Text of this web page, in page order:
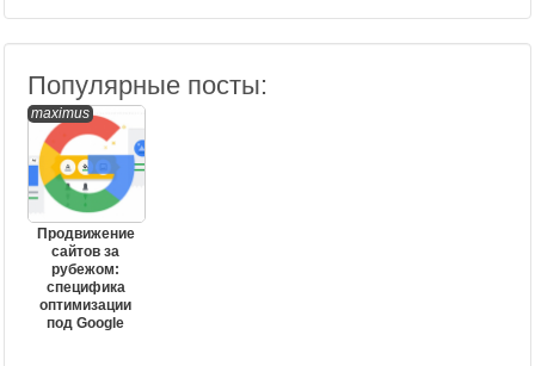
Популярные посты:
maximus
Продвижение
сайтов за
рубежом:
специфика
оптимизации
под Google